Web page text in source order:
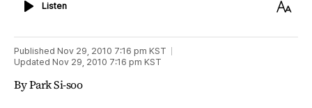
ListenListen
Text
Published Nov 29, 2010 7:16 pm KST
Updated Nov 29, 2010 7:16 pm KST
By Park Si-soo